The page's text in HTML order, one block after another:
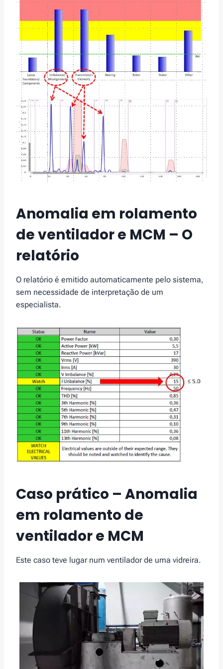
Anomalia em rolamento
de ventilador e MCM – O
relatório
O relatório é emitido automaticamente pelo sistema,
sem necessidade de interpretação de um
especialista.
Caso prático – Anomalia
em rolamento de
ventilador e MCM
Este caso teve lugar num ventilador de uma vidreira.